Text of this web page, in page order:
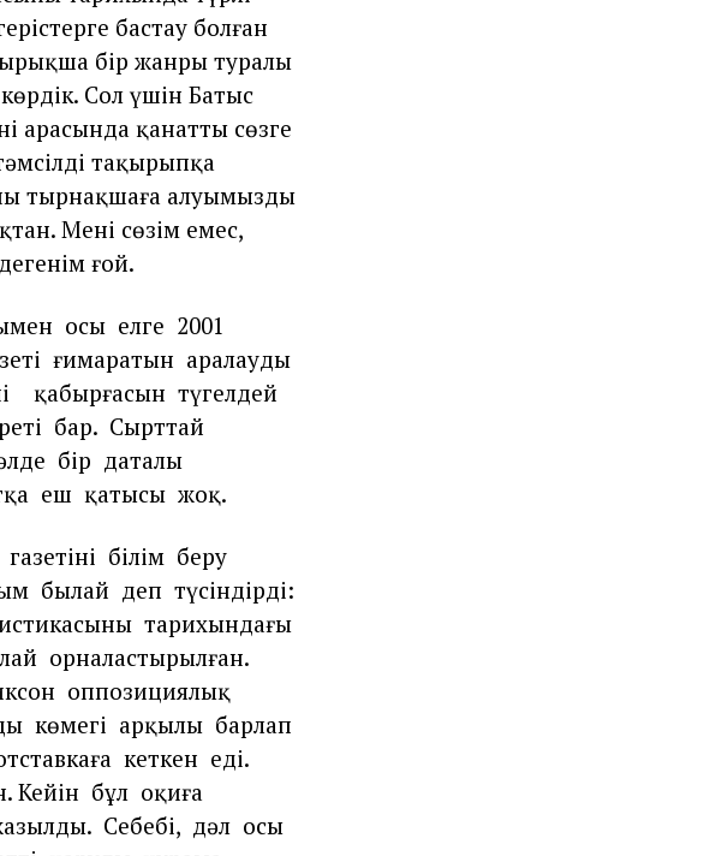
бастау болған
бір жанры туралы
Сол үшін Батыс
арасында қанатты сөзге
тақырыпқа
тырнақшаға алуымыздың
Менің сөзім емес,
ғой.
осы елге 2001
ғимаратын аралаудың
қабырғасын түгелдей
бар. Сырттай
бір даталы
еш қатысы жоқ.
газетінің білім беру
былай деп түсіндірді:
тарихындағы
орналастырылған.
оппозициялық
көмегі арқылы барлап
кеткен еді.
Кейін бұл оқиға
Себебі, дәл осы